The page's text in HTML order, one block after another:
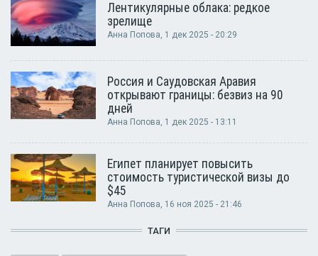
Лентикулярные облака: редкое
зрелище
Анна Попова, 1 дек 2025 - 20:29
Россия и Саудовская Аравия
открывают границы: безвиз на 90
дней
Анна Попова, 1 дек 2025 - 13:11
Египет планирует повысить
стоимость туристической визы до
$45
Анна Попова, 16 ноя 2025 - 21:46
ТАГИ